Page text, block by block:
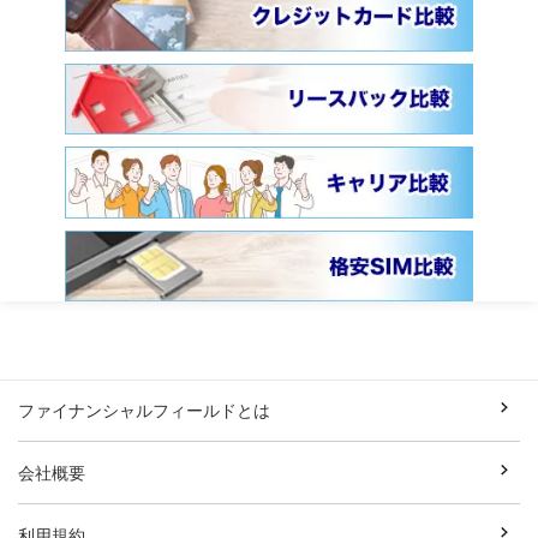
ファイナンシャルフィールドとは
会社概要